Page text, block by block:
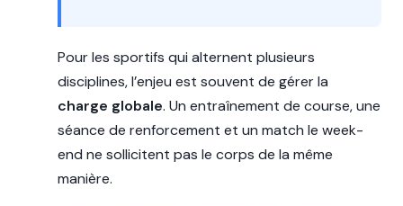
Pour les sportifs qui alternent plusieurs
disciplines, l’enjeu est souvent de gérer la
charge globale. Un entraînement de course, une
séance de renforcement et un match le week-
end ne sollicitent pas le corps de la même
manière.